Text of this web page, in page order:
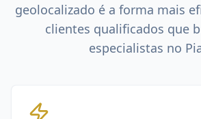
geolocalizado é a forma mais
clientes qualificados que
especialistas no